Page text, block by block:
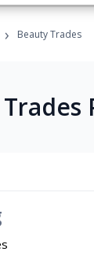
› Beauty Trades